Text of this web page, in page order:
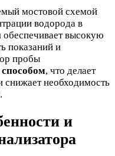
мостовой схемой
водорода в
обеспечивает высокую
показаний и
пробы
, что делает
снижает необходимость
и